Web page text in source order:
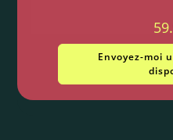
Envoyez-moi